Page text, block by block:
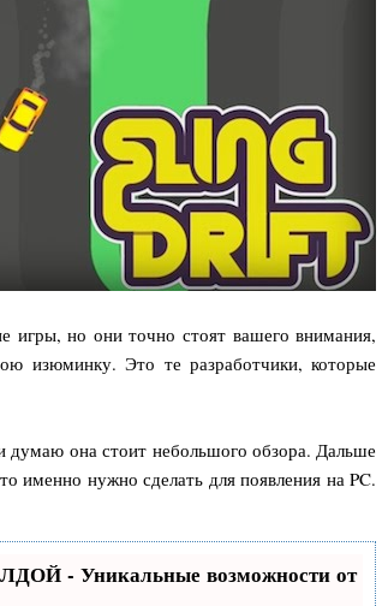
игры, но они точно стоят вашего внимания,
изюминку. Это те разработчики, которые
она стоит небольшого обзора. Дальше
именно нужно сделать для появления на PC.
- Уникальные возможности от